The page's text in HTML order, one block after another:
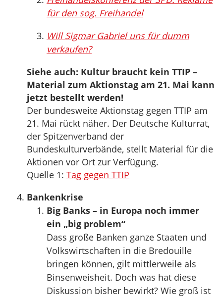
für den sog. Freihandel
Will Sigmar Gabriel uns für dumm
verkaufen?
Siehe auch: Kultur braucht kein TTIP –
Material zum Aktionstag am 21. Mai kann
jetzt bestellt werden!
Der bundesweite Aktionstag gegen TTIP am
21. Mai rückt näher. Der Deutsche Kulturrat,
der Spitzenverband der
Bundeskulturverbände, stellt Material für die
Aktionen vor Ort zur Verfügung.
Quelle 1: Tag gegen TTIP
Bankenkrise
Big Banks – in Europa noch immer
ein „big problem“
Dass große Banken ganze Staaten und
Volkswirtschaften in die Bredouille
bringen können, gilt mittlerweile als
Binsenweisheit. Doch was hat diese
Diskussion bisher bewirkt? Wie groß ist